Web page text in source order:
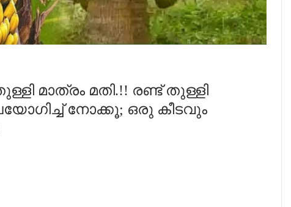
മാത്രം മതി.!! രണ്ട് തുള്ളി
നോക്കൂ; ഒരു കീടവും